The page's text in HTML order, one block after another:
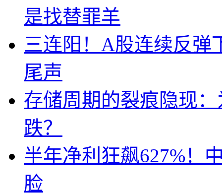
是找替罪羊
三连阳！A股连续反弹
尾声
存储周期的裂痕隐现
跌？
半年净利狂飙627%！
脸